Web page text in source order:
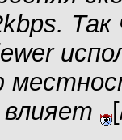
влияет